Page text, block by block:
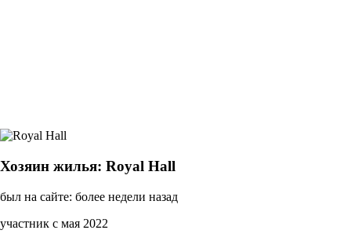
Хозяин жилья: Royal Hall
был на сайте: более недели назад
участник с мая 2022